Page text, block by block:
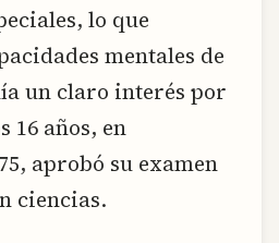
lo que
mentales de
un claro interés por
16 años, en
aprobó su examen
ciencias.